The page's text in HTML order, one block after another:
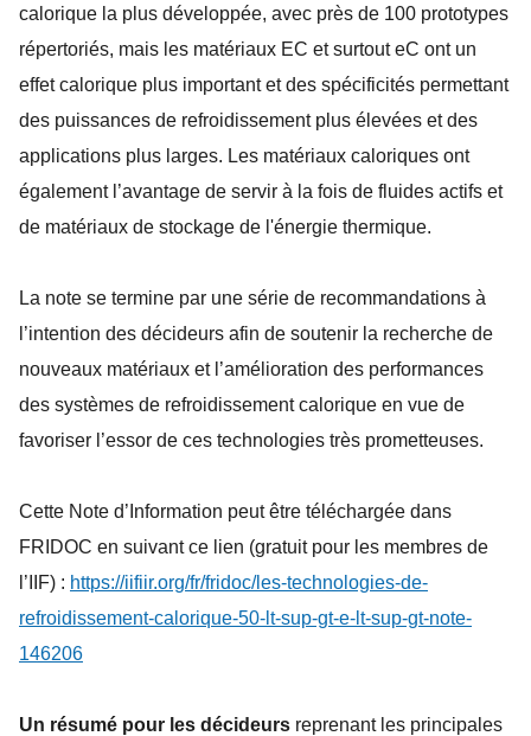
calorique la plus développée, avec près de 100 prototypes
répertoriés, mais les matériaux EC et surtout eC ont un
effet calorique plus important et des spécificités permettant
des puissances de refroidissement plus élevées et des
applications plus larges. Les matériaux caloriques ont
également l’avantage de servir à la fois de fluides actifs et
de matériaux de stockage de l'énergie thermique.
La note se termine par une série de recommandations à
l’intention des décideurs afin de soutenir la recherche de
nouveaux matériaux et l’amélioration des performances
des systèmes de refroidissement calorique en vue de
favoriser l’essor de ces technologies très prometteuses.
Cette Note d’Information peut être téléchargée dans
FRIDOC en suivant ce lien (gratuit pour les membres de
l’IIF) : https://iifiir.org/fr/fridoc/les-technologies-de-
refroidissement-calorique-50-lt-sup-gt-e-lt-sup-gt-note-
146206
Un résumé pour les décideurs reprenant les principales